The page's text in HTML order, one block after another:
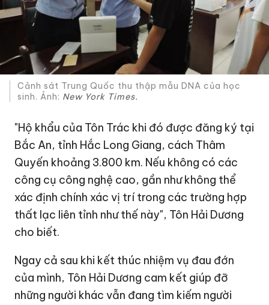
Cảnh sát Trung Quốc thu thập mẫu DNA của học
sinh. Ảnh: New York Times.
"Hộ khẩu của Tôn Trác khi đó được đăng ký tại
Bắc An, tỉnh Hắc Long Giang, cách Thâm
Quyến khoảng 3.800 km. Nếu không có các
công cụ công nghệ cao, gần như không thể
xác định chính xác vị trí trong các trường hợp
thất lạc liên tỉnh như thế này", Tôn Hải Dương
cho biết.
Ngay cả sau khi kết thúc nhiệm vụ đau đớn
của mình, Tôn Hải Dương cam kết giúp đỡ
những người khác vẫn đang tìm kiếm người